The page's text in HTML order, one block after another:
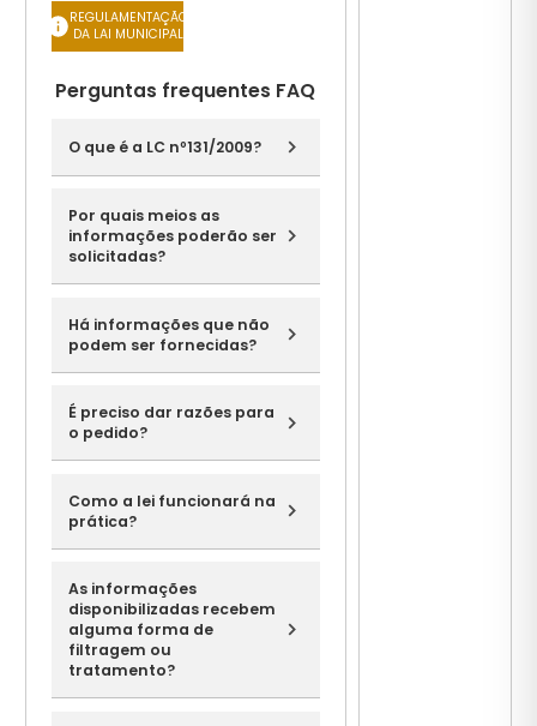
REGULAMENTAÇÃO
DA LAI MUNICIPAL
Perguntas frequentes FAQ
O que é a LC nº131/2009?
Por quais meios as
informações poderão ser
solicitadas?
Há informações que não
podem ser fornecidas?
É preciso dar razões para
o pedido?
Como a lei funcionará na
prática?
As informações
disponibilizadas recebem
alguma forma de
filtragem ou
tratamento?